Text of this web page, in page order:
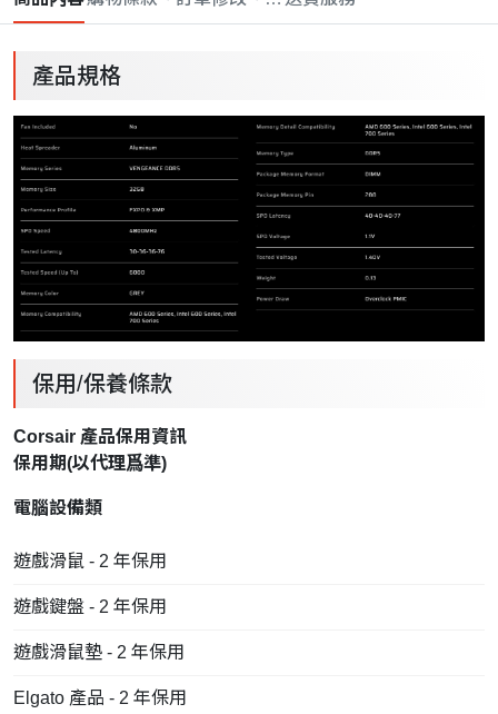
產品規格
保用/保養條款
Corsair 產品保用資訊
保用期(以代理爲準)
電腦設備類
遊戲滑鼠 - 2 年保用
遊戲鍵盤 - 2 年保用
遊戲滑鼠墊 - 2 年保用
Elgato 產品 - 2 年保用